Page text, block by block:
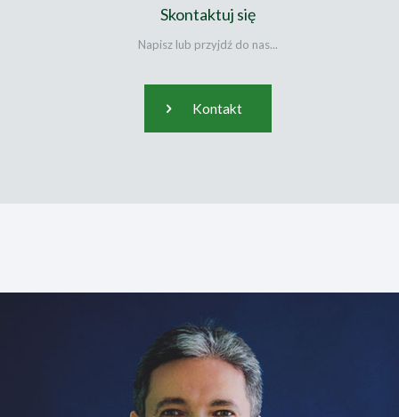
Skontaktuj się
Napisz lub przyjdź do nas...
Kontakt